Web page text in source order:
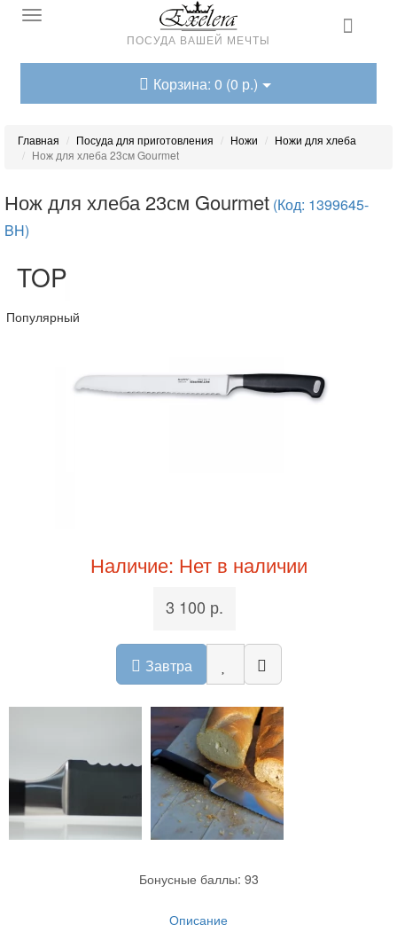
ПОСУДА ВАШЕЙ МЕЧТЫ
Корзина: 0 (0 р.)
Главная Посуда для приготовления Ножи
Ножи для хлеба
Нож для хлеба 23см Gourmet
Нож для хлеба 23см Gourmet (Код: 1399645-
BH)
TOP
Популярный
Наличие: Нет в наличии
3 100 р.
Завтра
Бонусные баллы: 93
Описание